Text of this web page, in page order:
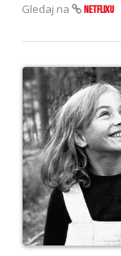
Gledaj na
NETFLIXU